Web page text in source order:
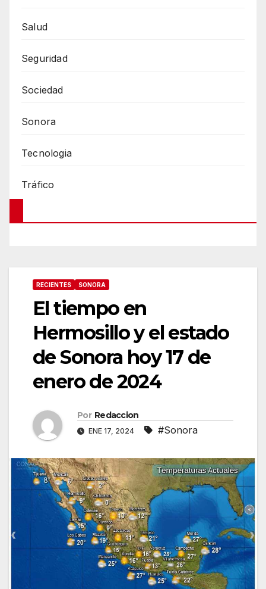
Salud
Seguridad
Sociedad
Sonora
Tecnologia
Tráfico
RECIENTES SONORA
El tiempo en
Hermosillo y el estado
de Sonora hoy 17 de
enero de 2024
Por Redaccion
ENE 17, 2024 #Sonora